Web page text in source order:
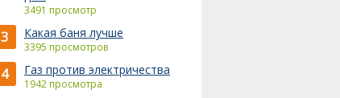
3491 просмотр
3 Какая баня лучше
3395 просмотров
4 Газ против электричества
1942 просмотра